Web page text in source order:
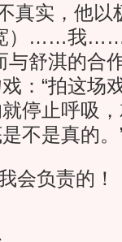
真实，他
）……我
舒淇的合
：“拍这场
停止呼吸
不是真的。
负责的！